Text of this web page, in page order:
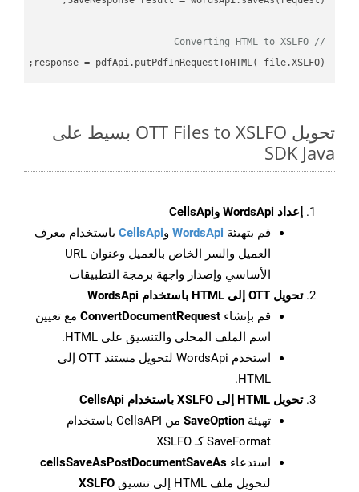
// Converting HTML to XSLFO
response = pdfApi.putPdfInRequestToHTML( file.XSLFO);
تحويل OTT Files to XSLFO بسيط على
SDK Java
إعداد WordsApi وCellsApi
قم بتهيئة WordsApi وCellsApi باستخدام معرف
العميل والسر الخاص بالعميل وعنوان URL
الأساسي وإصدار واجهة برمجة التطبيقات
تحويل OTT إلى HTML باستخدام WordsApi
قم بإنشاء ConvertDocumentRequest مع تعيين
اسم الملف المحلي والتنسيق على HTML.
استخدم WordsApi لتحويل مستند OTT إلى
HTML.
تحويل HTML إلى XSLFO باستخدام CellsApi
تهيئة SaveOption
من CellsAPI باستخدام
SaveFormat كـ XSLFO
استدعاء cellsSaveAsPostDocumentSaveAs
لتحويل ملف HTML إلى تنسيق
XSLFO